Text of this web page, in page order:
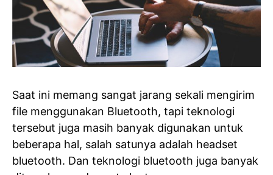
Saat ini memang sangat jarang sekali mengirim
file menggunakan Bluetooth, tapi teknologi
tersebut juga masih banyak digunakan untuk
beberapa hal, salah satunya adalah headset
bluetooth. Dan teknologi bluetooth juga banyak